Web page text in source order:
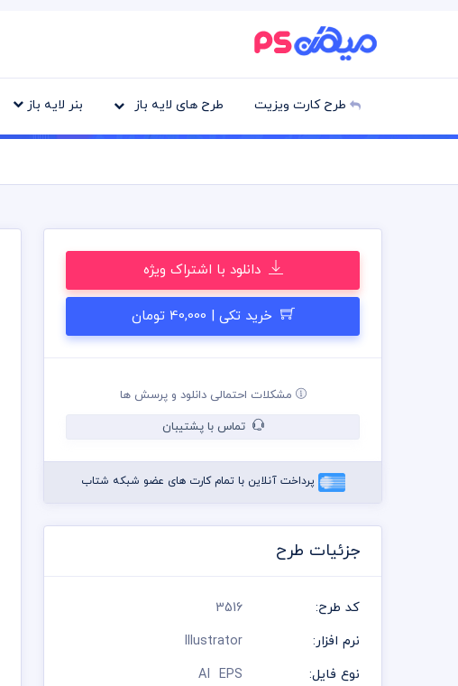
طرح کارت ویزیت طرح های لایه باز بنر لایه باز
دانلود با اشتراک ویژه
خرید تکی | 40,000 تومان
مشکلات احتمالی دانلود و پرسش ها
تماس با پشتیبان
پرداخت آنلاین با تمام کارت های عضو شبکه شتاب
جزئیات طرح
کد طرح:
3516
نرم افزار:
Illustrator
نوع فایل:
AI EPS